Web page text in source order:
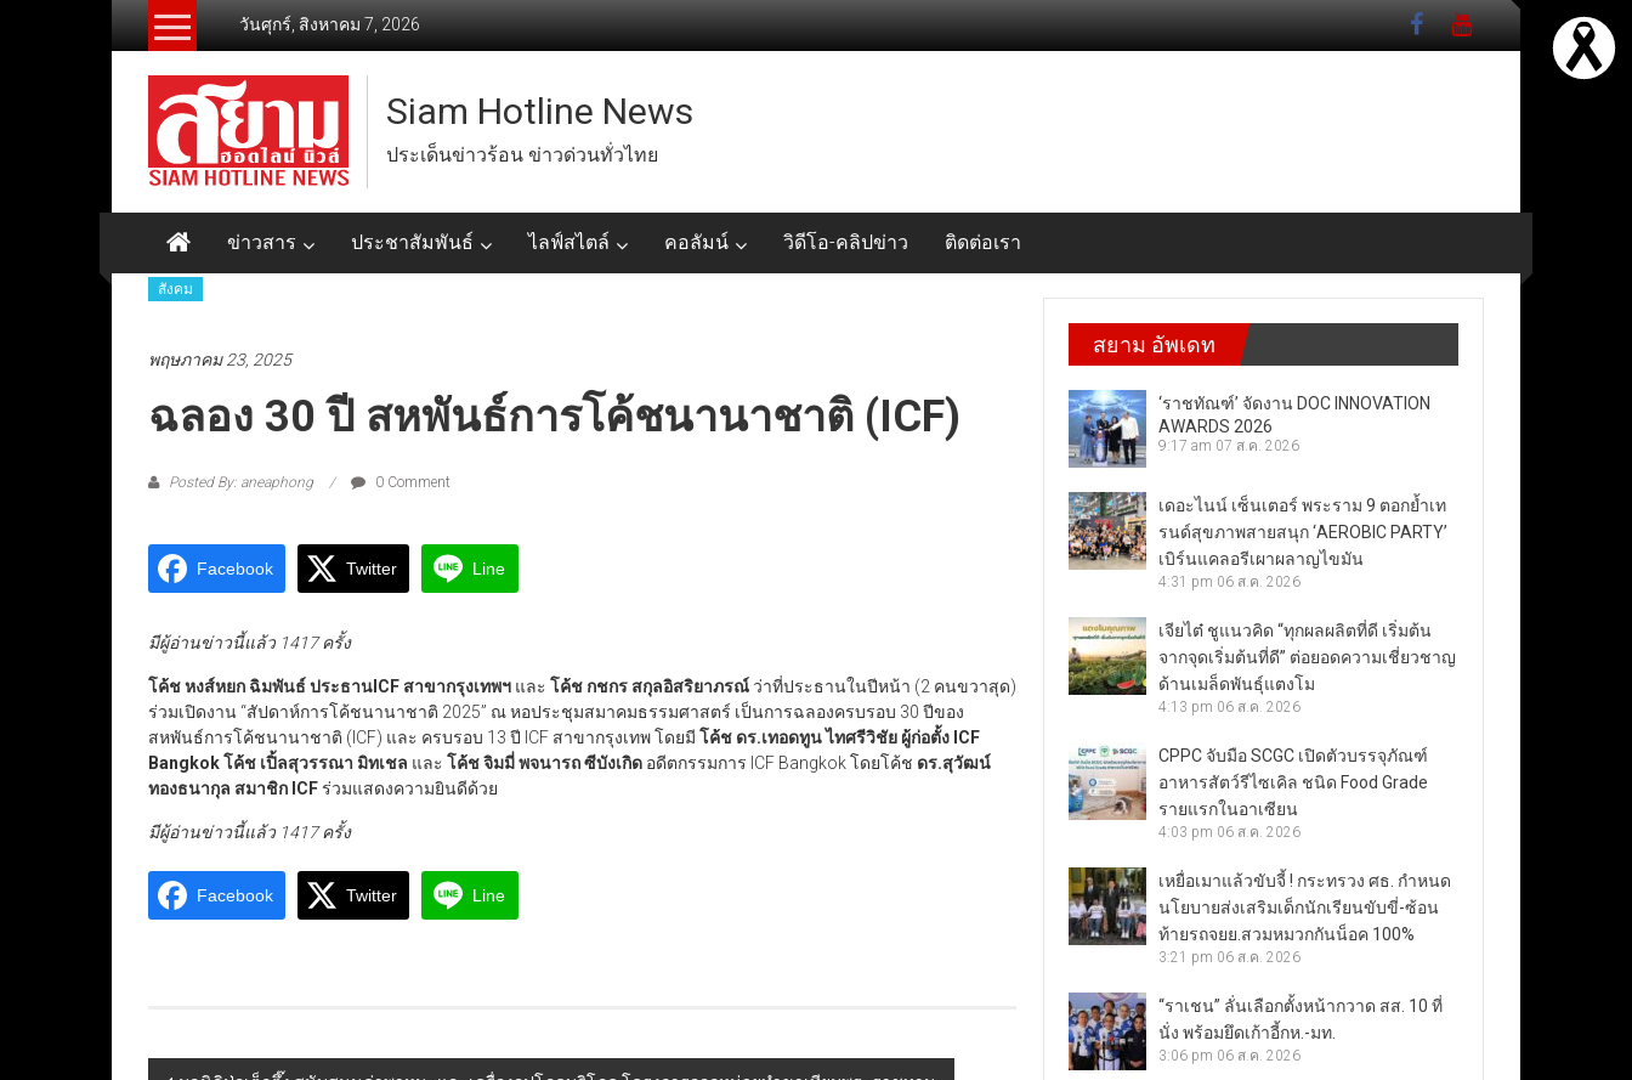
วันศุกร์, สิงหาคม 7, 2026
Siam Hotline News
ประเด็นข่าวร้อน ข่าวด่วนทั่วไทย
ข่าวสาร ประชาสัมพันธ์ ไลฟ์สไตล์ คอลัมน์ วิดีโอ-คลิปข่าว ติดต่อเรา
สังคม
พฤษภาคม 23, 2025
ฉลอง 30 ปี สหพันธ์การโค้ชนานาชาติ (ICF)
Posted By: aneaphong 0 Comment
Facebook Twitter Line
มีผู้อ่านข่าวนี้แล้ว 1417 ครั้ง
โค้ช หงส์หยก ฉิมพันธ์ ประธานICF สาขากรุงเทพฯ และ โค้ช กชกร สกุลอิสริยาภรณ์ ว่าที่ประธานในปีหน้า (2 คนขวาสุด)
ร่วมเปิดงาน “สัปดาห์การโค้ชนานาชาติ 2025” ณ หอประชุมสมาคมธรรมศาสตร์ เป็นการฉลองครบรอบ 30 ปีของ
สหพันธ์การโค้ชนานาชาติ (ICF) และ ครบรอบ 13 ปี ICF สาขากรุงเทพ โดยมี โค้ช ดร.เทอดทูน ไทศรีวิชัย ผู้ก่อตั้ง ICF
Bangkok โค้ช เปิ้ลสุวรรณา มิทเชล และ โค้ช จิมมี่ พจนารถ ซีบังเกิด อดีตกรรมการ ICF Bangkok โดยโค้ช ดร.สุวัฒน์
ทองธนากุล สมาชิก ICF ร่วมแสดงความยินดีด้วย
มีผู้อ่านข่าวนี้แล้ว 1417 ครั้ง
Facebook Twitter Line
สยาม อัพเดท
‘ราชทัณฑ์’ จัดงาน DOC INNOVATION
AWARDS 2026
9:17 am 07 ส.ค. 2026
เดอะไนน์ เซ็นเตอร์ พระราม 9 ตอกย้ำเท
รนด์สุขภาพสายสนุก ‘AEROBIC PARTY’
เบิร์นแคลอรีเผาผลาญไขมัน
4:31 pm 06 ส.ค. 2026
เจียไต๋ ชูแนวคิด “ทุกผลผลิตที่ดี เริ่มต้น
จากจุดเริ่มต้นที่ดี” ต่อยอดความเชี่ยวชาญ
ด้านเมล็ดพันธุ์แตงโม
4:13 pm 06 ส.ค. 2026
CPPC จับมือ SCGC เปิดตัวบรรจุภัณฑ์
อาหารสัตว์รีไซเคิล ชนิด Food Grade
รายแรกในอาเซียน
4:03 pm 06 ส.ค. 2026
เหยื่อเมาแล้วขับจี้ ! กระทรวง ศธ. กำหนด
นโยบายส่งเสริมเด็กนักเรียนขับขี่-ซ้อน
ท้ายรถจยย.สวมหมวกกันน็อค 100%
3:21 pm 06 ส.ค. 2026
“ราเชน” ลั่นเลือกตั้งหน้ากวาด สส. 10 ที่
นั่ง พร้อมยึดเก้าอี้กห.-มท.
3:06 pm 06 ส.ค. 2026